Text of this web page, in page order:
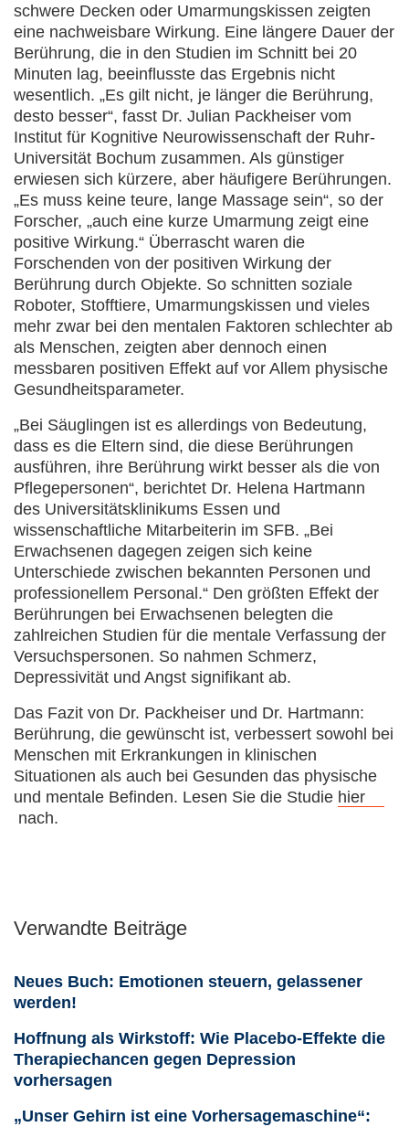
schwere Decken oder Umarmungskissen zeigten
eine nachweisbare Wirkung. Eine längere Dauer der
Berührung, die in den Studien im Schnitt bei 20
Minuten lag, beeinflusste das Ergebnis nicht
wesentlich. „Es gilt nicht, je länger die Berührung,
desto besser“, fasst Dr. Julian Packheiser vom
Institut für Kognitive Neurowissenschaft der Ruhr-
Universität Bochum zusammen. Als günstiger
erwiesen sich kürzere, aber häufigere Berührungen.
„Es muss keine teure, lange Massage sein“, so der
Forscher, „auch eine kurze Umarmung zeigt eine
positive Wirkung.“ Überrascht waren die
Forschenden von der positiven Wirkung der
Berührung durch Objekte. So schnitten soziale
Roboter, Stofftiere, Umarmungskissen und vieles
mehr zwar bei den mentalen Faktoren schlechter ab
als Menschen, zeigten aber dennoch einen
messbaren positiven Effekt auf vor Allem physische
Gesundheitsparameter.
„Bei Säuglingen ist es allerdings von Bedeutung,
dass es die Eltern sind, die diese Berührungen
ausführen, ihre Berührung wirkt besser als die von
Pflegepersonen“, berichtet Dr. Helena Hartmann
des Universitätsklinikums Essen und
wissenschaftliche Mitarbeiterin im SFB. „Bei
Erwachsenen dagegen zeigen sich keine
Unterschiede zwischen bekannten Personen und
professionellem Personal.“ Den größten Effekt der
Berührungen bei Erwachsenen belegten die
zahlreichen Studien für die mentale Verfassung der
Versuchspersonen. So nahmen Schmerz,
Depressivität und Angst signifikant ab.
Das Fazit von Dr. Packheiser und Dr. Hartmann:
Berührung, die gewünscht ist, verbessert sowohl bei
Menschen mit Erkrankungen in klinischen
Situationen als auch bei Gesunden das physische
und mentale Befinden. Lesen Sie die Studie hier
nach.
Verwandte Beiträge
Neues Buch: Emotionen steuern, gelassener
werden!
Hoffnung als Wirkstoff: Wie Placebo-Effekte die
Therapiechancen gegen Depression
vorhersagen
„Unser Gehirn ist eine Vorhersagemaschine“: